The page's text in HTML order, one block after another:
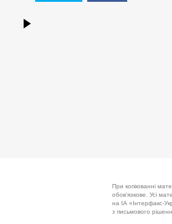
При копіюванні
обов'язкове. Усі
на ІА «Інтерфакс-
з письмового